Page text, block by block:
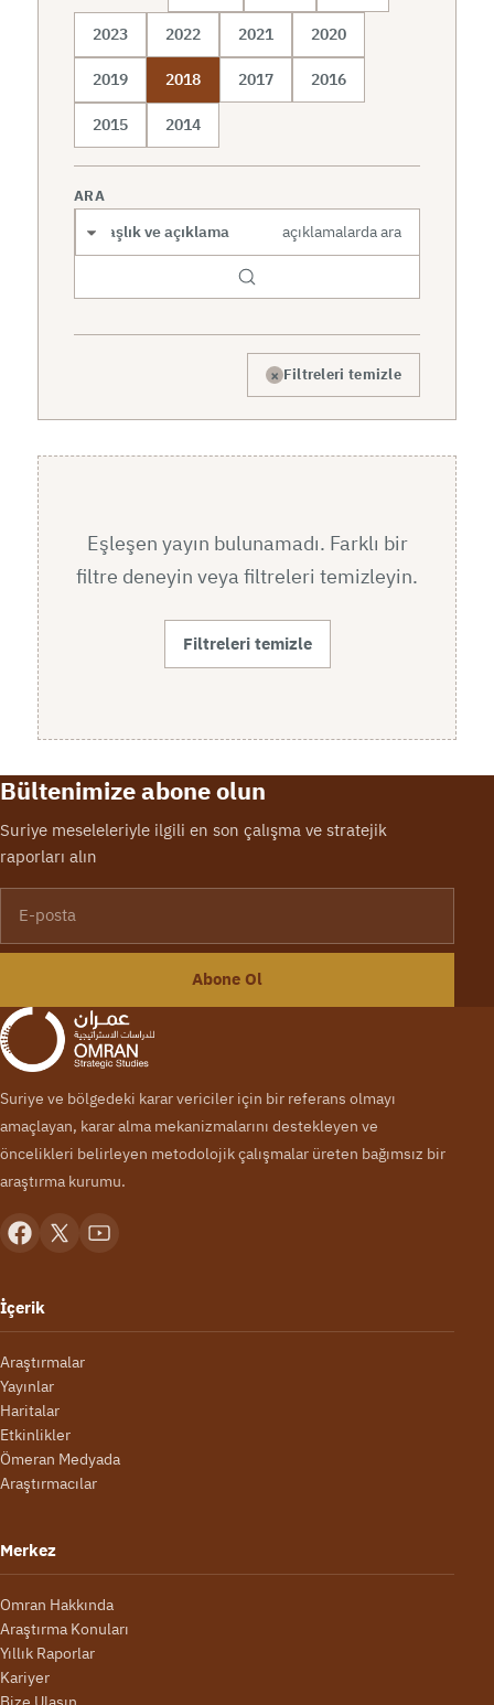
2023 2022 2021 2020
2019 2018 2017 2016
2015 2014
ARA
× Filtreleri temizle
Eşleşen yayın bulunamadı. Farklı bir
filtre deneyin veya filtreleri temizleyin.
Filtreleri temizle
Bültenimize abone olun
Suriye meseleleriyle ilgili en son çalışma ve stratejik
raporları alın
Abone Ol
Suriye ve bölgedeki karar vericiler için bir referans olmayı
amaçlayan, karar alma mekanizmalarını destekleyen ve
öncelikleri belirleyen metodolojik çalışmalar üreten bağımsız bir
araştırma kurumu.
İçerik
Araştırmalar
Yayınlar
Haritalar
Etkinlikler
Ömeran Medyada
Araştırmacılar
Merkez
Omran Hakkında
Araştırma Konuları
Yıllık Raporlar
Kariyer